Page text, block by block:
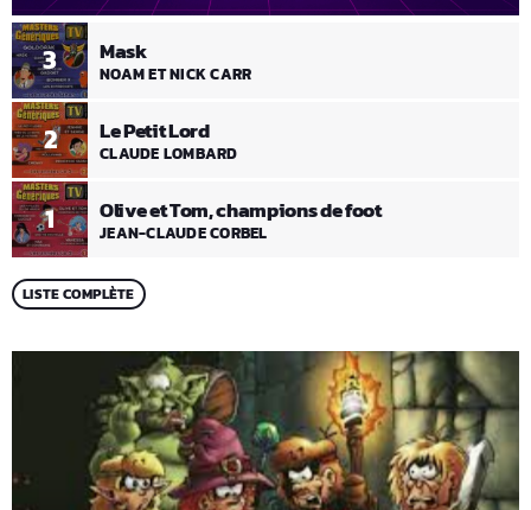
1 Olive et Tom, champions de foot
JEAN-CLAUDE CORBEL
2 Le Petit Lord
CLAUDE LOMBARD
3 Mask
NOAM ET NICK CARR
LISTE COMPLÈTE